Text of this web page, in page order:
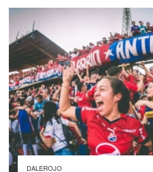
DALEROJO